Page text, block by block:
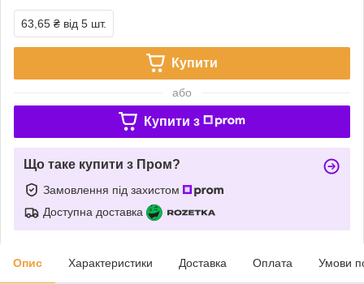
63,65 ₴ від 5 шт.
Купити
або
Купити з
Що таке купити з Пром?
Замовлення під захистом
Доступна доставка
Опис Характеристики Доставка Оплата Умови